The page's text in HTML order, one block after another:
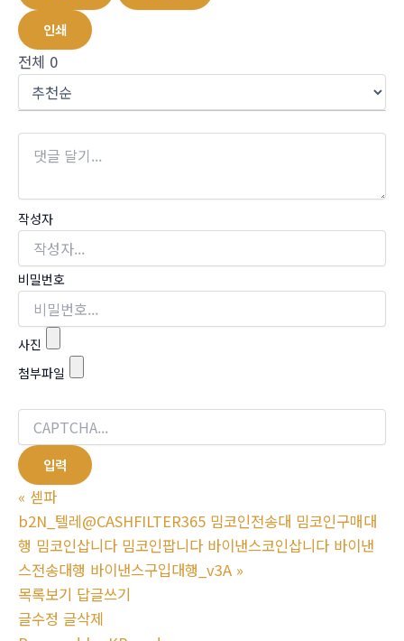
인쇄
전체 0
작성자
비밀번호
사진
첨부파일
« 섿파
b2N_텔레@CASHFILTER365 밈코인전송대 밈코인구매대
행 밈코인삽니다 밈코인팝니다 바이낸스코인삽니다 바이낸
스전송대행 바이낸스구입대행_v3A »
목록보기 답글쓰기
글수정 글삭제